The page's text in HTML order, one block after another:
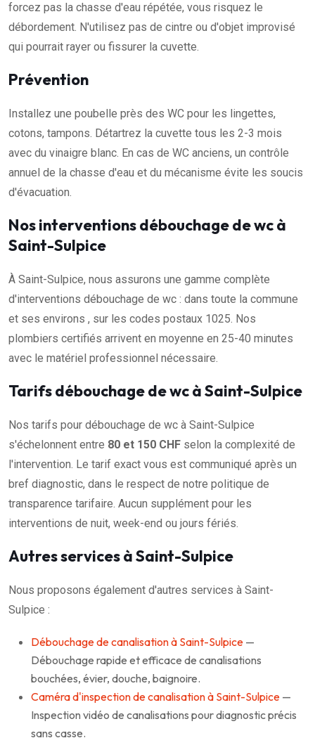
forcez pas la chasse d'eau répétée, vous risquez le
débordement. N'utilisez pas de cintre ou d'objet improvisé
qui pourrait rayer ou fissurer la cuvette.
Prévention
Installez une poubelle près des WC pour les lingettes,
cotons, tampons. Détartrez la cuvette tous les 2-3 mois
avec du vinaigre blanc. En cas de WC anciens, un contrôle
annuel de la chasse d'eau et du mécanisme évite les soucis
d'évacuation.
Nos interventions débouchage de wc à
Saint-Sulpice
À Saint-Sulpice, nous assurons une gamme complète
d'interventions débouchage de wc : dans toute la commune
et ses environs , sur les codes postaux 1025. Nos
plombiers certifiés arrivent en moyenne en 25-40 minutes
avec le matériel professionnel nécessaire.
Tarifs débouchage de wc à Saint-Sulpice
Nos tarifs pour débouchage de wc à Saint-Sulpice
s'échelonnent entre 80 et 150 CHF selon la complexité de
l'intervention. Le tarif exact vous est communiqué après un
bref diagnostic, dans le respect de notre politique de
transparence tarifaire. Aucun supplément pour les
interventions de nuit, week-end ou jours fériés.
Autres services à Saint-Sulpice
Nous proposons également d'autres services à Saint-
Sulpice :
Débouchage de canalisation à Saint-Sulpice —
Débouchage rapide et efficace de canalisations
bouchées, évier, douche, baignoire.
Caméra d'inspection de canalisation à Saint-Sulpice —
Inspection vidéo de canalisations pour diagnostic précis
sans casse.